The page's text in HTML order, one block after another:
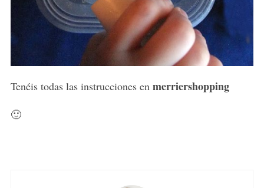
Tenéis todas las instrucciones en merriershopping
🙂